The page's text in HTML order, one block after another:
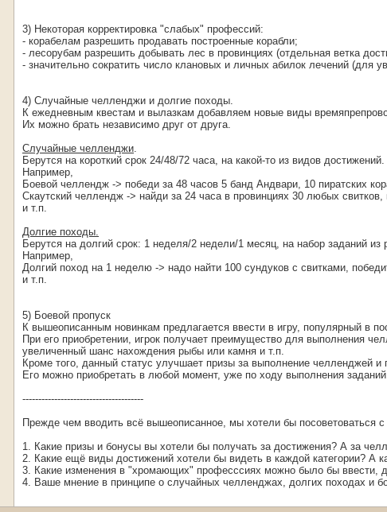
3) Некоторая корректировка "слабых" профессий:
- корабелам разрешить продавать построенные корабли;
- лесорубам разрешить добывать лес в провинциях (отдельная ветка
- значительно сократить число клановых и личных абилок лечений (для
4) Случайные челленджи и долгие походы.
К ежедневным квестам и вылазкам добавляем новые виды
Их можно брать независимо друг от друга.
Случайные челленджи.
Берутся на короткий срок 24/48/72 часа, на какой-то из видов достижений.
Например,
Боевой челлендж -> победи за 48 часов 5 банд Андвари, 10 пиратских
Скаутский челлендж -> найди за 24 часа в провинциях 30 любых
и т.п.
Долгие походы.
Берутся на долгий срок: 1 неделя/2 недели/1 месяц, на набор заданий из
Например,
Долгий поход на 1 неделю -> надо найти 100 сундуков с свитками,
и т.п.
5) Боевой пропуск
К вышеописанным новинкам предлагается ввести в игру, популярный в
При его приобретении, игрок получает преимущество для выполнения
увеличенный шанс нахождения рыбы или камня и т.п.
Кроме того, данный статус улучшает призы за выполнение челленджей и
Его можно приобретать в любой момент, уже по ходу выполнения
--------------------------------------
Прежде чем вводить всё вышеописанное, мы хотели бы посоветоваться
1. Какие призы и бонусы вы хотели бы получать за достижения? А за
2. Какие ещё виды достижений хотели бы видеть в каждой категории? А
3. Какие изменения в "хромающих" професссиях можно было бы ввести,
4. Ваше мнение в принципе о случайных челленджах, долгих походах и